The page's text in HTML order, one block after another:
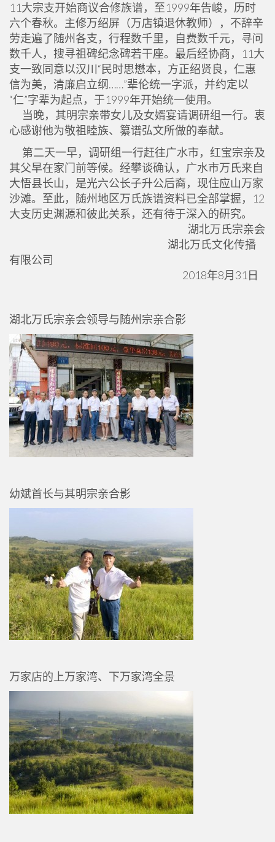
11大宗支开始商议合修族谱，至1999年告峻，历时
六个春秋。主修万绍屏（万店镇退休教师），不辞辛
劳走遍了随州各支，行程数千里，自费数千元，寻问
数千人，搜寻祖碑纪念碑若干座。最后经协商，11大
支一致同意以汉川“民时思懋本，方正绍贤良，仁惠
信为美，清廉启立纲……”辈伦统一字派，并约定以
“仁”字辈为起点，于1999年开始统一使用。
当晚，其明宗亲带女儿及女婿宴请调研组一行。衷
心感谢他为敬祖睦族、纂谱弘文所做的奉献。
第二天一早，调研组一行赶往广水市，红宝宗亲及
其父早在家门前等候。经攀谈确认，广水市万氏来自
大悟县长山，是光六公长子升公后裔，现住应山万家
沙滩。至此，随州地区万氏族谱资料已全部掌握，12
大支历史渊源和彼此关系，还有待于深入的研究。
湖北万氏宗亲会
湖北万氏文化传播
有限公司
2018年8月31日
湖北万氏宗亲会领导与随州宗亲合影
幼斌首长与其明宗亲合影
万家店的上万家湾、下万家湾全景